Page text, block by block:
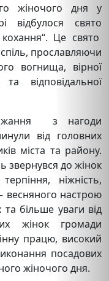
жіночого дня у
відбулося свято
Це свято
прославляючи
вогнища, вірної
відповідальної
з нагоди
від головних
міста та району.
звернувся до жінок
ніжність,
весняного настрою
більше уваги від
жінок громади
працю, високий
посадових
жіночого дня.